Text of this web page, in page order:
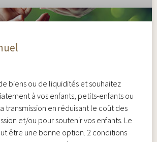
biens ou de liquidités et souhaitez
à vos enfants, petits-enfants ou
transmission en réduisant le coût des
et/ou pour soutenir vos enfants. Le
être une bonne option. 2 conditions